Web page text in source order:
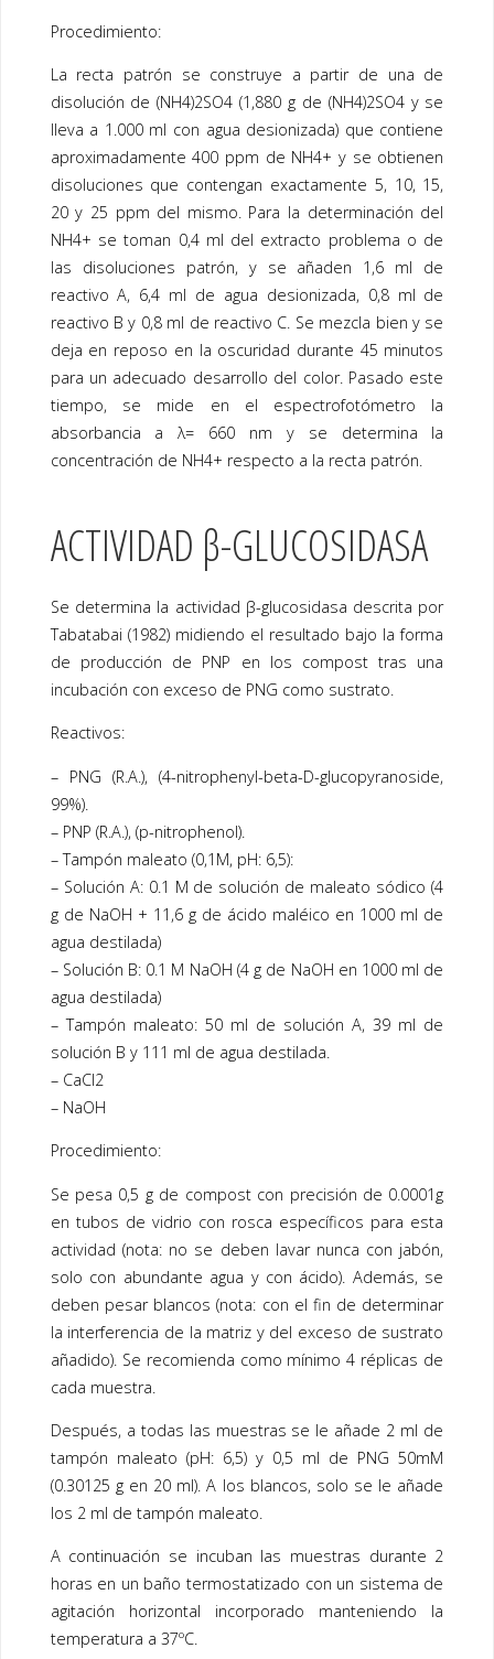
Procedimiento:
La recta patrón se construye a partir de una de
disolución de (NH4)2SO4 (1,880 g de (NH4)2SO4 y se
lleva a 1.000 ml con agua desionizada) que contiene
aproximadamente 400 ppm de NH4+ y se obtienen
disoluciones que contengan exactamente 5, 10, 15,
20 y 25 ppm del mismo. Para la determinación del
NH4+ se toman 0,4 ml del extracto problema o de
las disoluciones patrón, y se añaden 1,6 ml de
reactivo A, 6,4 ml de agua desionizada, 0,8 ml de
reactivo B y 0,8 ml de reactivo C. Se mezcla bien y se
deja en reposo en la oscuridad durante 45 minutos
para un adecuado desarrollo del color. Pasado este
tiempo, se mide en el espectrofotómetro la
absorbancia a λ= 660 nm y se determina la
concentración de NH4+ respecto a la recta patrón.
ACTIVIDAD β-GLUCOSIDASA
Se determina la actividad β-glucosidasa descrita por
Tabatabai (1982) midiendo el resultado bajo la forma
de producción de PNP en los compost tras una
incubación con exceso de PNG como sustrato.
Reactivos:
– PNG (R.A.), (4-nitrophenyl-beta-D-glucopyranoside,
99%).
– PNP (R.A.), (p-nitrophenol).
– Tampón maleato (0,1M, pH: 6,5):
– Solución A: 0.1 M de solución de maleato sódico (4
g de NaOH + 11,6 g de ácido maléico en 1000 ml de
agua destilada)
– Solución B: 0.1 M NaOH (4 g de NaOH en 1000 ml de
agua destilada)
– Tampón maleato: 50 ml de solución A, 39 ml de
solución B y 111 ml de agua destilada.
– CaCl2
– NaOH
Procedimiento:
Se pesa 0,5 g de compost con precisión de 0.0001g
en tubos de vidrio con rosca específicos para esta
actividad (nota: no se deben lavar nunca con jabón,
solo con abundante agua y con ácido). Además, se
deben pesar blancos (nota: con el fin de determinar
la interferencia de la matriz y del exceso de sustrato
añadido). Se recomienda como mínimo 4 réplicas de
cada muestra.
Después, a todas las muestras se le añade 2 ml de
tampón maleato (pH: 6,5) y 0,5 ml de PNG 50mM
(0.30125 g en 20 ml). A los blancos, solo se le añade
los 2 ml de tampón maleato.
A continuación se incuban las muestras durante 2
horas en un baño termostatizado con un sistema de
agitación horizontal incorporado manteniendo la
temperatura a 37ºC.